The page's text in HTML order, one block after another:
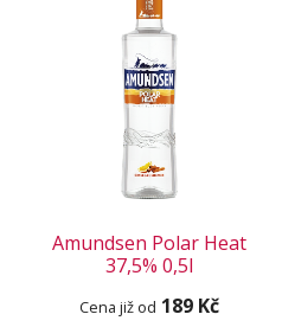
Amundsen Polar Heat
37,5% 0,5l
Cena již od 189 Kč